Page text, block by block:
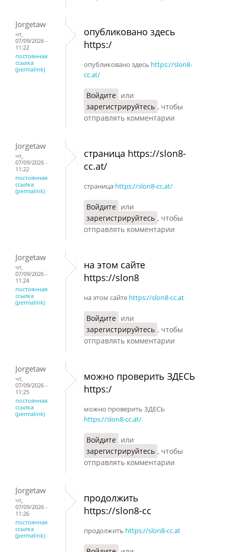
Jorgetaw
чт,
07/09/2026 -
11:22
постоянная
ссылка
(permalink)
опубликовано здесь
https:/
опубликовано здесь https://slon8-
cc.at/
Войдите или
зарегистрируйтесь , чтобы
отправлять комментарии
Jorgetaw
чт,
07/09/2026 -
11:22
постоянная
ссылка
(permalink)
страница https://slon8-
cc.at/
страница https://slon8-cc.at/
Войдите или
зарегистрируйтесь , чтобы
отправлять комментарии
Jorgetaw
чт,
07/09/2026 -
11:24
постоянная
ссылка
(permalink)
на этом сайте
https://slon8
на этом сайте https://slon8-cc.at
Войдите или
зарегистрируйтесь , чтобы
отправлять комментарии
Jorgetaw
чт,
07/09/2026 -
11:25
постоянная
ссылка
(permalink)
можно проверить ЗДЕСЬ
https:/
можно проверить ЗДЕСЬ
https://slon8-cc.at/
Войдите или
зарегистрируйтесь , чтобы
отправлять комментарии
Jorgetaw
чт,
07/09/2026 -
11:26
постоянная
ссылка
(permalink)
продолжить
https://slon8-cc
продолжить https://slon8-cc.at